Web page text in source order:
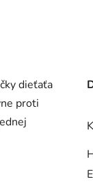
dieťaťa
proti